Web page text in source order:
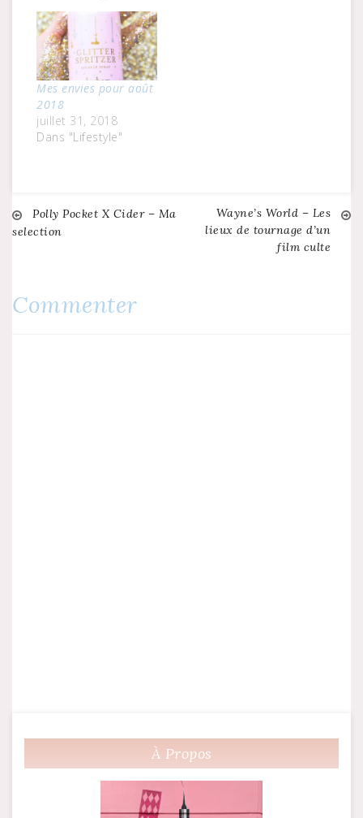
Mes envies pour août
2018
juillet 31, 2018
Dans "Lifestyle"
Navigation
l’article
Polly Pocket X Cider – Ma
selection
Wayne’s World – Les
lieux de tournage d’un
film culte
Commenter
À Propos